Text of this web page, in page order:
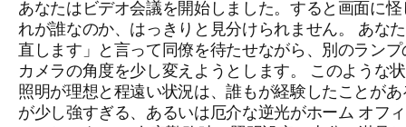
あなたはビデオ会議を開始しました。すると画面に
れが誰なのか、はっきりと見分けられません。 あな
直します」と言って同僚を待たせながら、別のラン
カメラの角度を少し変えようとします。 このような
照明が理想と程遠い状況は、誰もが経験したことが
が少し強すぎる、あるいは厄介な逆光がホーム オフ